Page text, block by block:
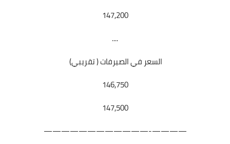
147,200
....
السعر في الصيرفات ( تقريبي)
146,750
147,500
————-————————————